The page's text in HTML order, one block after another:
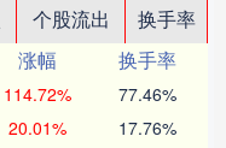
个股流出
换手率
涨幅
换手率
114.72% 77.46%
20.01% 17.76%